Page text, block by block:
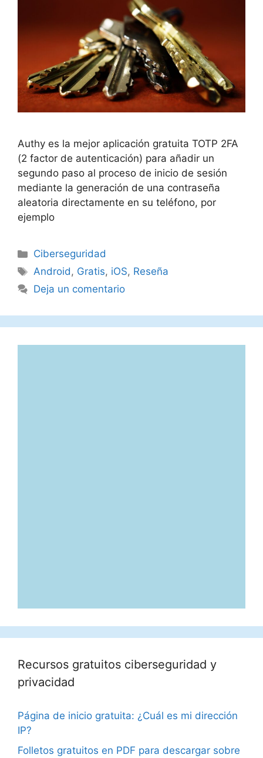
Authy es la mejor aplicación gratuita TOTP 2FA
(2 factor de autenticación) para añadir un
segundo paso al proceso de inicio de sesión
mediante la generación de una contraseña
aleatoria directamente en su teléfono, por
ejemplo
Categorías
Ciberseguridad
Etiquetas
Android, Gratis, iOS, Reseña
Deja un comentario
Recursos gratuitos ciberseguridad y
privacidad
Página de inicio gratuita: ¿Cuál es mi dirección
IP?
Folletos gratuitos en PDF para descargar sobre